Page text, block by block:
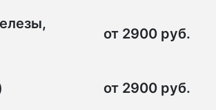
от 2900 руб.
от 2900 руб.